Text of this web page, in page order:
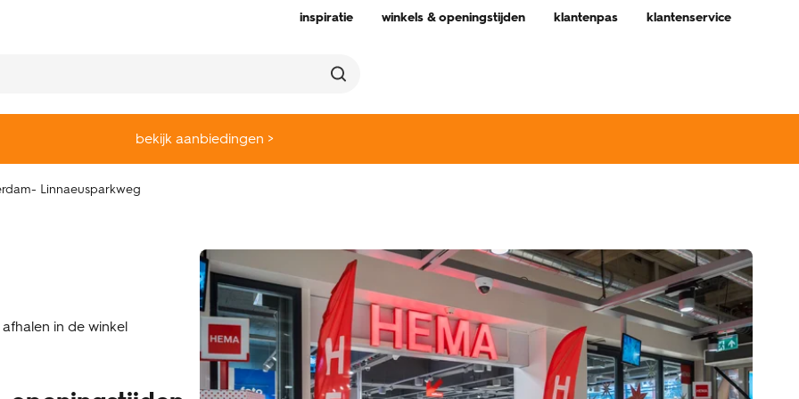
inspiratie winkels & openingstijden klantenpas klantenservice
bekijk aanbiedingen >
Linnaeusparkweg
in de winkel